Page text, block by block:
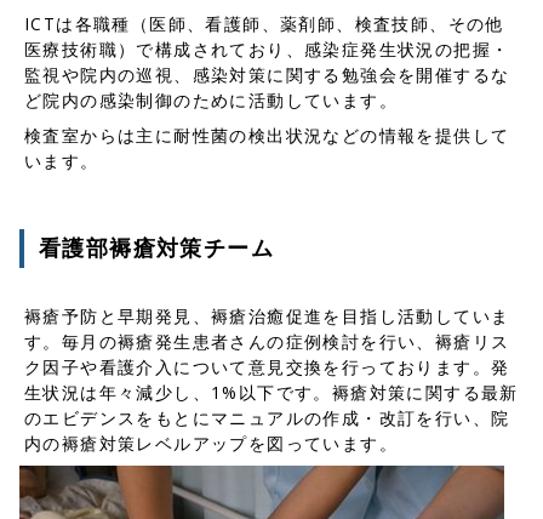
ICTは各職種（医師、看護師、薬剤師、検査技師、その他
医療技術職）で構成されており、感染症発生状況の把握・
監視や院内の巡視、感染対策に関する勉強会を開催するな
ど院内の感染制御のために活動しています。
検査室からは主に耐性菌の検出状況などの情報を提供して
います。
看護部褥瘡対策チーム
褥瘡予防と早期発見、褥瘡治癒促進を目指し活動していま
す。毎月の褥瘡発生患者さんの症例検討を行い、褥瘡リス
ク因子や看護介入について意見交換を行っております。発
生状況は年々減少し、1%以下です。褥瘡対策に関する最新
のエビデンスをもとにマニュアルの作成・改訂を行い、院
内の褥瘡対策レベルアップを図っています。